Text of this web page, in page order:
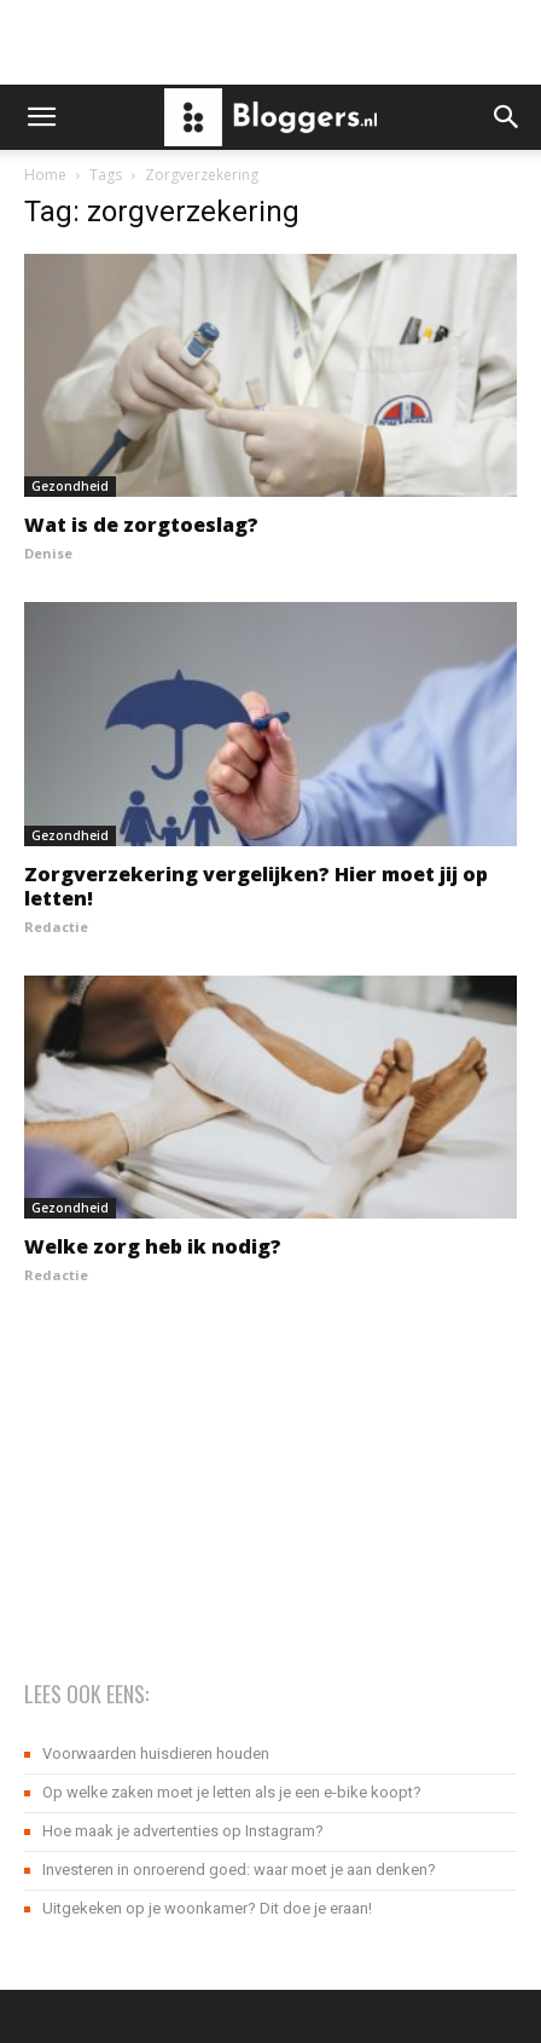
Home Tags Zorgverzekering
Tag: zorgverzekering
Gezondheid
Wat is de zorgtoeslag?
Denise
Gezondheid
Zorgverzekering vergelijken? Hier moet jij op
letten!
Redactie
Gezondheid
Welke zorg heb ik nodig?
Redactie
LEES OOK EENS:
Voorwaarden huisdieren houden
Op welke zaken moet je letten als je een e-bike koopt?
Hoe maak je advertenties op Instagram?
Investeren in onroerend goed: waar moet je aan denken?
Uitgekeken op je woonkamer? Dit doe je eraan!